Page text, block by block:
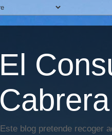
El
Cabrera
Este blog pretende recoger